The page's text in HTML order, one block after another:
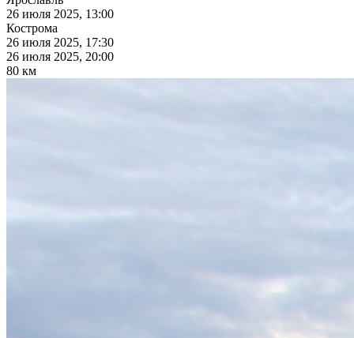
26 июля 2025, 13:00
Кострома
26 июля 2025, 17:30
26 июля 2025, 20:00
80 км